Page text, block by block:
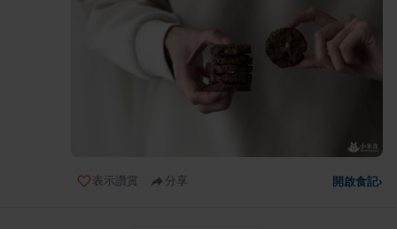
表示讚賞 分享 開啟食記›